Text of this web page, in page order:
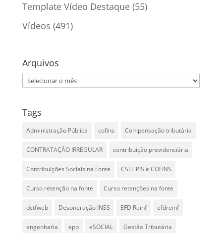
Template Vídeo Destaque(55)
Vídeos (491)
Arquivos
Arquivos
Tags
Administração Pública cofins Compensação tributária
CONTRATAÇÃO IRREGULAR contribuição previdenciária
Contribuições Sociais na Fonte CSLL PIS e COFINS
Curso retenção na fonte Curso retenções na fonte
dctfweb Desoneração INSS EFD Reinf efdreinf
engenharia epp eSOCIAL Gestão Tributária